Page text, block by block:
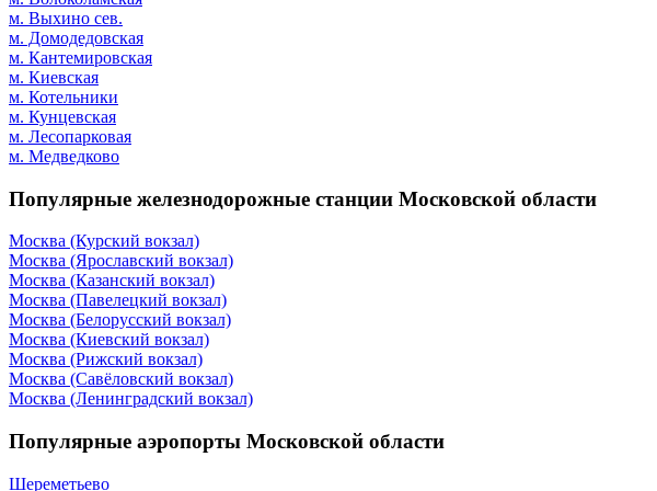
м. Выхино сев.
м. Домодедовская
м. Кантемировская
м. Киевская
м. Котельники
м. Кунцевская
м. Лесопарковая
м. Медведково
Популярные железнодорожные станции Московской области
Москва (Курский вокзал)
Москва (Ярославский вокзал)
Москва (Казанский вокзал)
Москва (Павелецкий вокзал)
Москва (Белорусский вокзал)
Москва (Киевский вокзал)
Москва (Рижский вокзал)
Москва (Савёловский вокзал)
Москва (Ленинградский вокзал)
Популярные аэропорты Московской области
Шереметьево